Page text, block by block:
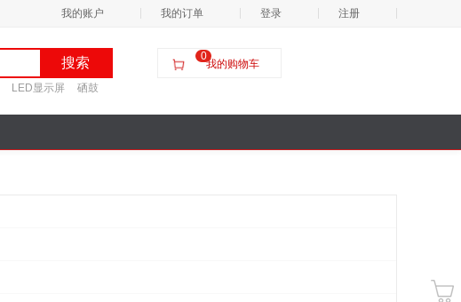
我的账户 我的订单 登录 注册
LED显示屏 硒鼓
我的购物车
0